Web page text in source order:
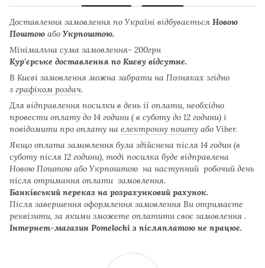
Доставлення замовлення по Україні відбувається Новою
Поштою або Укрпоштою.
Мінімальна сума замовлення- 200грн
Кур'єрське доставлення по Києву відсутнє.
В Києві замовлення можна забрати на Позняках згідно
з графіком роздач.
Для відправлення посилки в день ії оплати, необхідно
провести оплату до 14 години ( в суботу до 12 години) і
повідомити про оплату на електронну пошту або Viber.
Якщо оплата замовлення була здійснена після 14 годин (в
суботу після 12 години), тоді посилка буде відправлена
Новою Поштою або Укрпоштою на наступний робочий день
після отримання оплати замовлення.
Банківський переказ на розрахунковий рахунок.
Після завершення оформлення замовлення Ви отримаєте
реквізити, за якими зможете оплатити своє замовлення .
Інтернет-магазин Pomelochi з післяплатою не працює.